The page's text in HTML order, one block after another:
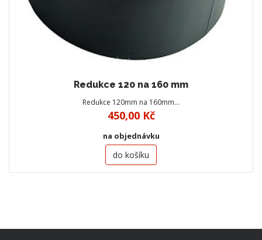
Redukce 120 na 160 mm
Redukce 120mm na 160mm…
450,00 Kč
na objednávku
do košíku